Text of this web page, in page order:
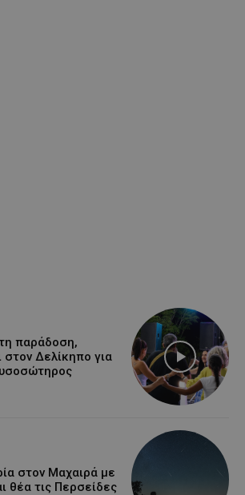
παράδοση,
στον Δελίκηπο για
στον Μαχαιρά με
θέα τις Περσείδες